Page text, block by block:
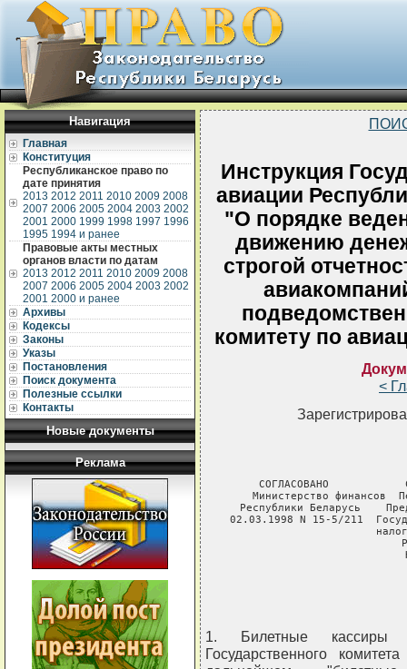
Навигация
Главная
Конституция
Республиканское право по
дате принятия
2013 2012 2011 2010 2009 2008
2007 2006 2005 2004 2003 2002
2001 2000 1999 1998 1997 1996
1995 1994 и ранее
Правовые акты местных
органов власти по датам
2013 2012 2011 2010 2009 2008
2007 2006 2005 2004 2003 2002
2001 2000 и ранее
Архивы
Кодексы
Законы
Указы
Постановления
Поиск документа
Полезные ссылки
Контакты
Новые документы
Реклама
Инструкция
авиации
"О порядке
движению
строгой
комитету по
<
СОГЛАСОВАНО
Министерство финансов
Республики Беларусь
02.03.1998 N 15-5/211
1. Билетные кассиры
Государственного